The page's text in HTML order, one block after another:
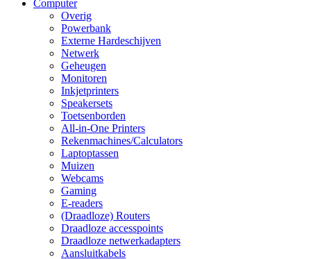
Computer
Overig
Powerbank
Externe Hardeschijven
Netwerk
Geheugen
Monitoren
Inkjetprinters
Speakersets
Toetsenborden
All-in-One Printers
Rekenmachines/Calculators
Laptoptassen
Muizen
Webcams
Gaming
E-readers
(Draadloze) Routers
Draadloze accesspoints
Draadloze netwerkadapters
Aansluitkabels